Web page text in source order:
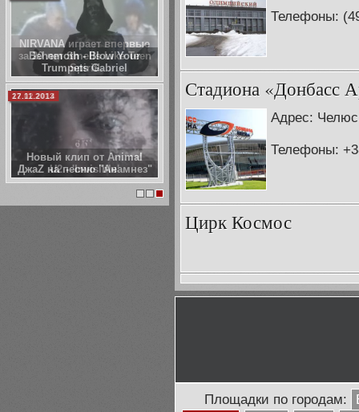
Behemoth - Blow Your
Trumpets Gabriel
Новый клип от Animal
ДжаZ на песню "Анамнез"
27.11.2013
Телефоны:
Стадиона «Донбасс
Адрес:
Телефоны:
Цирк Космос
Площадки по городам: